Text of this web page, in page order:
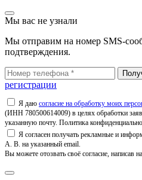
Мы вас не узнали
Мы отправим на номер SMS-
подтверждения.
регистрации
Я даю согласие на обработку моих
(ИНН 780500614009) в целях обработки
указанную почту. Политика
Я согласен получать рекламные и
А. В. на указанный email.
Вы можете отозвать своё согласие, написав